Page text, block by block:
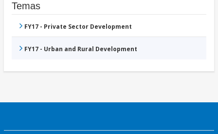
Temas
FY17 - Private Sector Development
FY17 - Urban and Rural Development